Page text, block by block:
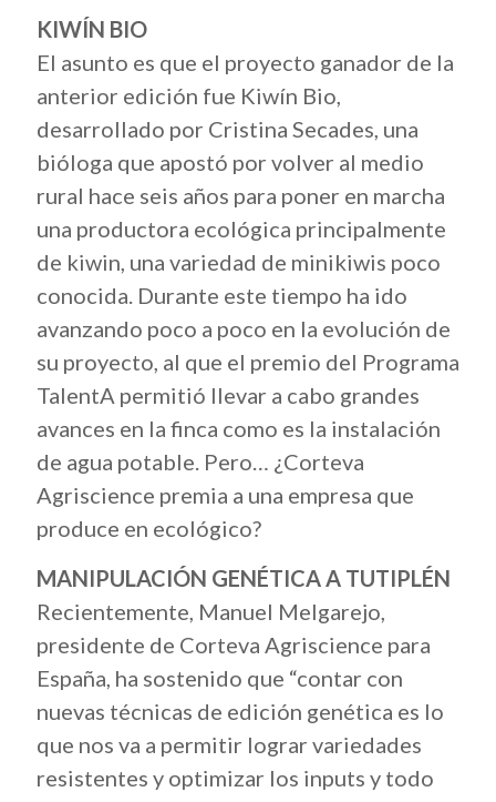
KIWÍN BIO
El asunto es que el proyecto ganador de la
anterior edición fue Kiwín Bio,
desarrollado por Cristina Secades, una
bióloga que apostó por volver al medio
rural hace seis años para poner en marcha
una productora ecológica principalmente
de kiwin, una variedad de minikiwis poco
conocida. Durante este tiempo ha ido
avanzando poco a poco en la evolución de
su proyecto, al que el premio del Programa
TalentA permitió llevar a cabo grandes
avances en la finca como es la instalación
de agua potable. Pero… ¿Corteva
Agriscience premia a una empresa que
produce en ecológico?
MANIPULACIÓN GENÉTICA A TUTIPLÉN
Recientemente, Manuel Melgarejo,
presidente de Corteva Agriscience para
España, ha sostenido que “contar con
nuevas técnicas de edición genética es lo
que nos va a permitir lograr variedades
resistentes y optimizar los inputs y todo